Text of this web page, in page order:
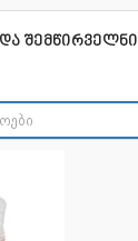
შემწირველნი